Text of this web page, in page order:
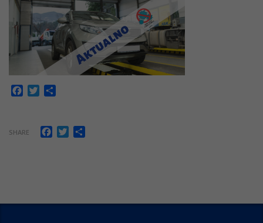
Facebook
Twitter
SHARE Facebook
Twitter